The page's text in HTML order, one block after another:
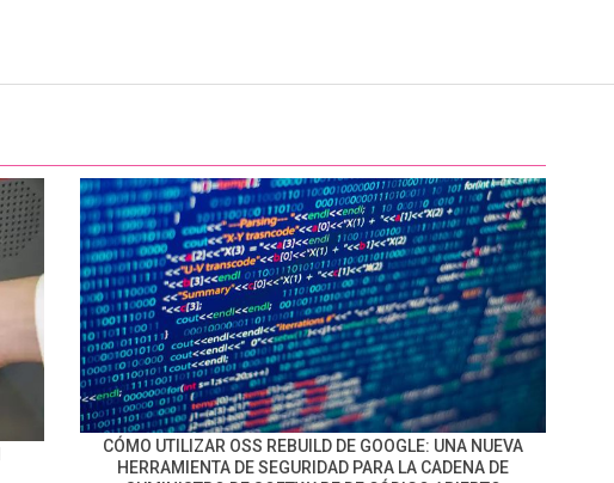
CÓMO UTILIZAR OSS REBUILD DE GOOGLE: UNA NUEVA
HERRAMIENTA DE SEGURIDAD PARA LA CADENA DE